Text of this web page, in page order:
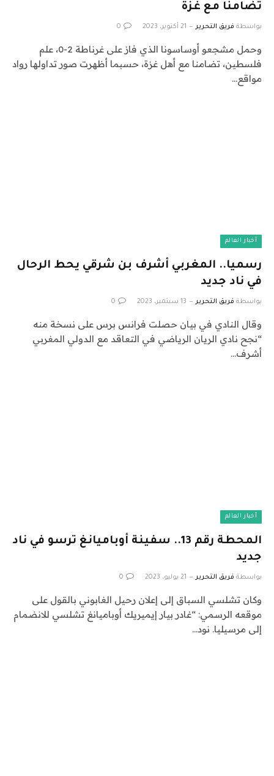
تضامنا مع غزة
بواسطة فريق التحرير 21 أكتوبر، 2023 0
وحمل مشجعو أوساسونا الذي فاز على غرناطة 2-0، علم
فلسطين، تضامنا مع أهل غزة، حسبما أظهرت صور تداولها رواد
مواقع…
أخبار العالم
رسميا.. المغربي أشرف بن شرقي يحط الرحال
في ناد جديد
بواسطة فريق التحرير 13 سبتمبر، 2023 0
وقال النادي في بيان حصلت فرانس برس على نسخة منه
“نجح نادي الريان الرياضي في التعاقد مع الدولي المغربي
أشرف…
أخبار العالم
المحطة رقم 13.. سفينة أوباميانغ ترسو في ناد
جديد
بواسطة فريق التحرير 21 يوليو، 2023 0
وكان تشلسي السباق إلى إعلان رحيل الغابوني بالقول على
موقعه الرسمي: “غادر بيار إيميريك أوباميانغ تشلسي للانضمام
إلى مرسيليا. نود…